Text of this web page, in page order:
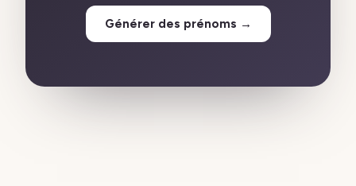
Générer des prénoms →